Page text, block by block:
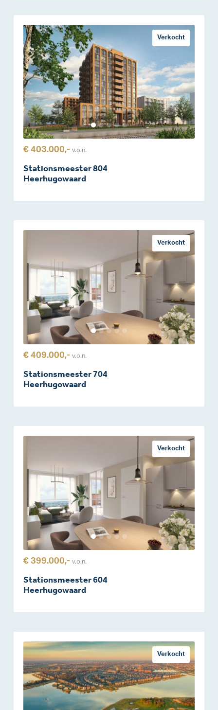
Verkocht
€ 403.000,- v.o.n.
Stationsmeester 804
Heerhugowaard
Verkocht
€ 409.000,- v.o.n.
Stationsmeester 704
Heerhugowaard
Verkocht
€ 399.000,- v.o.n.
Stationsmeester 604
Heerhugowaard
Verkocht